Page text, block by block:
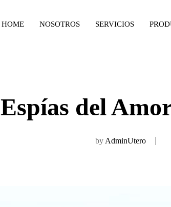
HOME NOSOTROS SERVICIOS
Espías del
by AdminUtero